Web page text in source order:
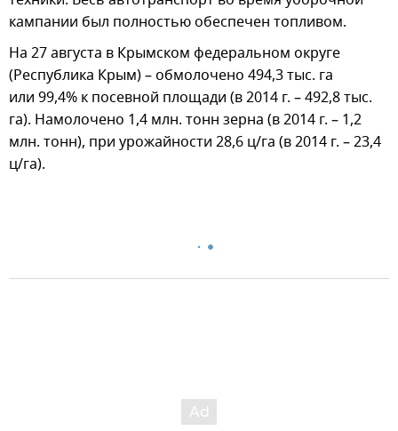
кампании был полностью обеспечен топливом.
На 27 августа в Крымском федеральном округе
(Республика Крым) – обмолочено 494,3 тыс. га
или 99,4% к посевной площади (в 2014 г. – 492,8 тыс.
га). Намолочено 1,4 млн. тонн зерна (в 2014 г. – 1,2
млн. тонн), при урожайности 28,6 ц/га (в 2014 г. – 23,4
ц/га).